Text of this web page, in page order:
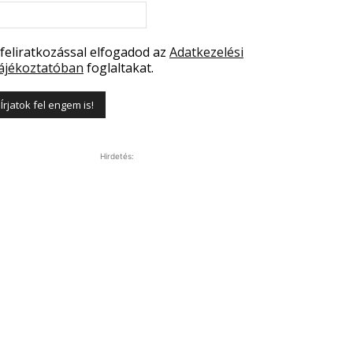
elfogadod az Adatkezelési
foglaltakat.
Hirdetés: